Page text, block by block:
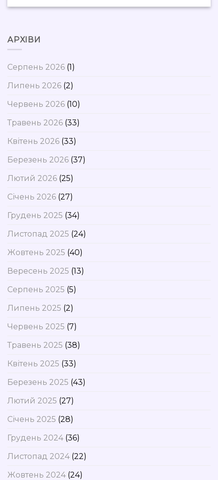
АРХІВИ
Серпень 2026 (1)
Липень 2026 (2)
Червень 2026 (10)
Травень 2026 (33)
Квітень 2026 (33)
Березень 2026 (37)
Лютий 2026 (25)
Січень 2026 (27)
Грудень 2025 (34)
Листопад 2025 (24)
Жовтень 2025 (40)
Вересень 2025 (13)
Серпень 2025 (5)
Липень 2025 (2)
Червень 2025 (7)
Травень 2025 (38)
Квітень 2025 (33)
Березень 2025 (43)
Лютий 2025 (27)
Січень 2025 (28)
Грудень 2024(36)
Листопад 2024(22)
Жовтень 2024(24)